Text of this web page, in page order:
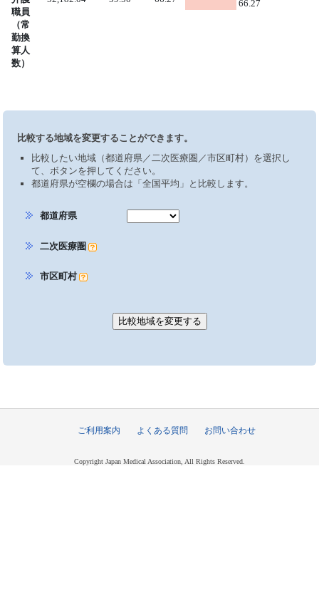
職員
（常
勤換
算人
数）
66.27
比較する地域を変更することができます。
比較したい地域（都道府県／二次医療圏／市区町村）を選択し
て、ボタンを押してください。
都道府県が空欄の場合は「全国平均」と比較します。
都道府県
二次医療圏
市区町村
ご利用案内 よくある質問 お問い合わせ
Copyright Japan Medical Association, All Rights Reserved.